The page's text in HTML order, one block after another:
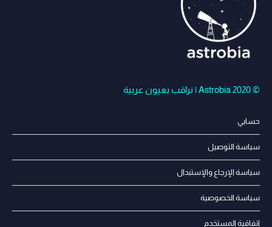
© Astrobia 2020 | نراقب بعيون عربية
حسابي
سياسة التوصيل
سياسة الإرجاع والإستبدال
سياسة الخصوصية
إتفاقية المستخدم